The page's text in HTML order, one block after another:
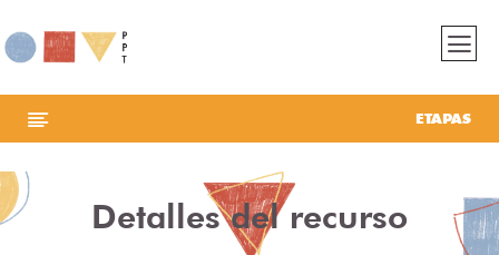
ETAPAS
Detalles del recurso